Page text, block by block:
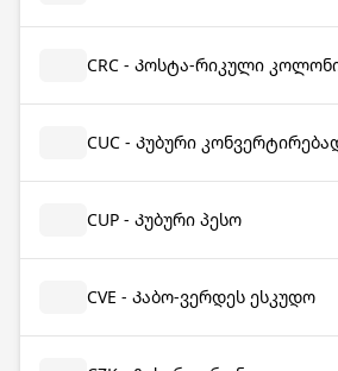
CRC - Კოსტა-რიკული
CUC - Კუბური
CUP - Კუბური პესო
CVE - Კაბო-ვერდეს ესკუდო